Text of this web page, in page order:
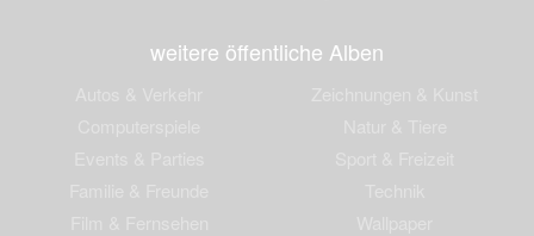
weitere öffentliche Alben